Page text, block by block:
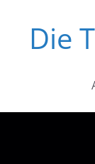
springenDie